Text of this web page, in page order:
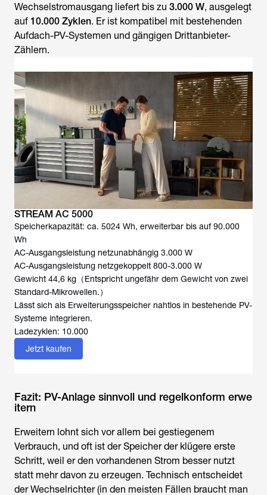
Wechselstromausgang liefert bis zu 3.000 W, ausgelegt
auf 10.000 Zyklen. Er ist kompatibel mit bestehenden
Aufdach-PV-Systemen und gängigen Drittanbieter-
Zählern.
STREAM AC 5000
Speicherkapazität: ca. 5024 Wh, erweiterbar bis auf 90.000
Wh
AC-Ausgangsleistung netzunabhängig 3.000 W
AC-Ausgangsleistung netzgekoppelt 800-3.000 W
Gewicht 44,6 kg（Entspricht ungefähr dem Gewicht von zwei
Standard-Mikrowellen.）
Lässt sich als Erweiterungsspeicher nahtlos in bestehende PV-
Systeme integrieren.
Ladezyklen: 10.000
Jetzt kaufen
Fazit: PV-Anlage sinnvoll und regelkonform erwe
itern
Erweitern lohnt sich vor allem bei gestiegenem
Verbrauch, und oft ist der Speicher der klügere erste
Schritt, weil er den vorhandenen Strom besser nutzt
statt mehr davon zu erzeugen. Technisch entscheidet
der Wechselrichter (in den meisten Fällen braucht man